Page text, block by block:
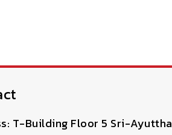
T-Building Floor 5 Sri-